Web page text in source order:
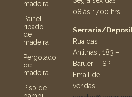
madeira
Painel
ripado
de
madeira
Pergolado
de
madeira
Piso de
08 às 17:00 hrs
Serraria/
Rua das
Antilhas , 183 –
Barueri – SP
Email de
vendas: